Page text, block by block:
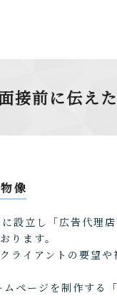
接前に伝え
像
設立し「広告代理
ります。
ライアントの要望や
ページを制作する